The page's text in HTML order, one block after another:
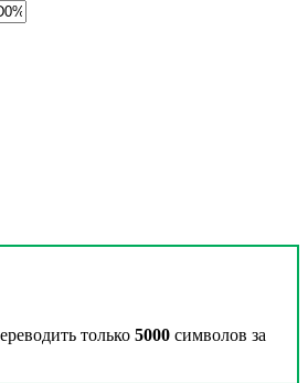
только 5000 символов за